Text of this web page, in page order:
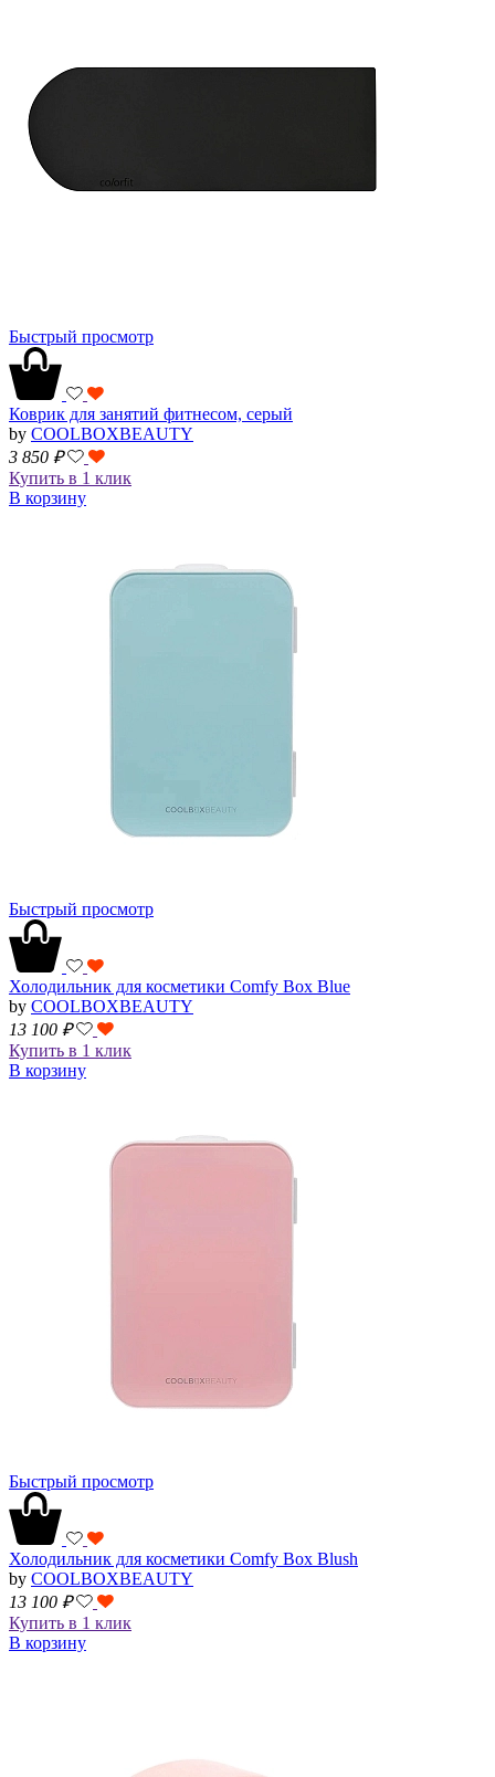
Быстрый просмотр
Коврик для занятий фитнесом, серый
by COOLBOXBEAUTY
3 850 ₽
Купить в 1 клик
В корзину
Быстрый просмотр
Холодильник для косметики Comfy Box Blue
by COOLBOXBEAUTY
13 100 ₽
Купить в 1 клик
В корзину
Быстрый просмотр
Холодильник для косметики Comfy Box Blush
by COOLBOXBEAUTY
13 100 ₽
Купить в 1 клик
В корзину